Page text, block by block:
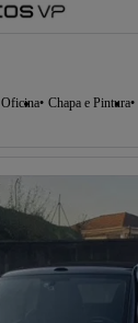
Oficina Chapa e Pintura